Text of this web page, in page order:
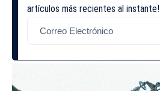
artículos más recientes al instante!